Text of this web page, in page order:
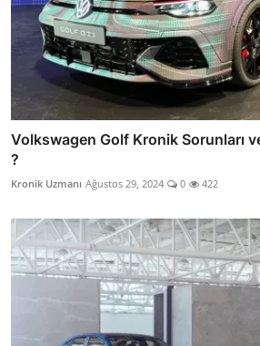
Volkswagen Golf Kronik Sorunları
?
Kronik Uzmanı Ağustos 29, 2024 0 422